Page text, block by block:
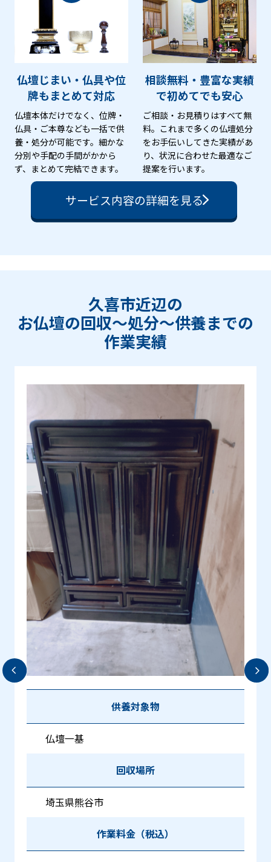
仏壇じまい・仏具や位
牌もまとめて対応
仏壇本体だけでなく、位牌・
仏具・ご本尊なども一括で供
養・処分が可能です。細かな
分別や手配の手間がかから
ず、まとめて完結できます。
相談無料・豊富な実績
で初めてでも安心
ご相談・お見積りはすべて無
料。これまで多くの仏壇処分
をお手伝いしてきた実績があ
り、状況に合わせた最適なご
提案を行います。
サービス内容の詳細を見る
久喜市近辺の
お仏壇の回収〜処分〜供養までの
作業実績
供養対象物
仏壇一基
回収場所
埼玉県熊谷市
作業料金（税込）